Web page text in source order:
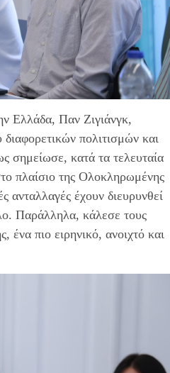
Ελλάδα, Παν Ζιγιάνγκ,
πολιτισμών και
σημείωσε, κατά τα τελευταία
πλαίσιο της Ολοκληρωμένης
ανταλλαγές έχουν διευρυνθεί
Παράλληλα, κάλεσε τους
ένα πιο ειρηνικό, ανοιχτό και